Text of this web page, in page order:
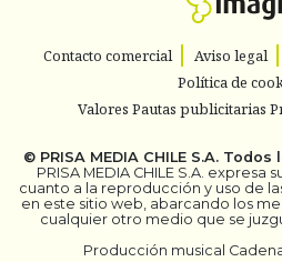
Contacto comercial Aviso legal
Política de
Valores Pautas publicitarias
© PRISA MEDIA CHILE S.A. Todos
PRISA MEDIA CHILE S.A.
cuanto a la reproducción y uso de
en este sitio web, abarcando los
cualquier otro medio que se
Producción musical